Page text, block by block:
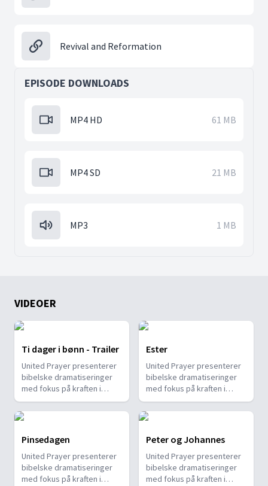
Revival and Reformation
EPISODE DOWNLOADS
MP4 HD 61 MB
MP4 SD 21 MB
MP3 1 MB
VIDEOER
Ti dager i bønn - Trailer
United Prayer presenterer
bibelske dramatiseringer
med fokus på kraften i
felles bønn.
Filmatiseringene
oppmuntrer troende til
ydmyk og inderlig bønn,
som i Apostlenes
gjerninger, slik at Den
Hellige Ånds kraft kan bli
utøst og hindringer fjernes,
Ester
United Prayer presenterer
bibelske dramatiseringer
med fokus på kraften i
felles bønn.
Filmatiseringene
oppmuntrer troende til
ydmyk og inderlig bønn,
som i Apostlenes
gjerninger, slik at Den
Hellige Ånds kraft kan bli
utøst og hindringer fjernes,
Pinsedagen
United Prayer presenterer
bibelske dramatiseringer
med fokus på kraften i
Peter og Johannes
United Prayer presenterer
bibelske dramatiseringer
med fokus på kraften i